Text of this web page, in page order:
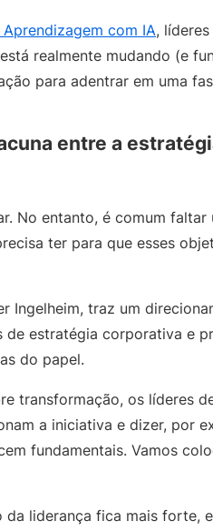
com IA,
realmente mudando (e
para adentrar em uma
entre a
No entanto, é comum faltar
ter para que esses
Ingelheim, traz um
de estratégia corporativa e
do papel.
transformação, os líderes
a iniciativa e dizer, por
fundamentais. Vamos
liderança fica mais forte,